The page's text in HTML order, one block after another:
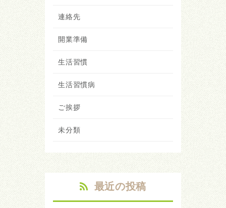
連絡先
開業準備
生活習慣
生活習慣病
ご挨拶
未分類
最近の投稿